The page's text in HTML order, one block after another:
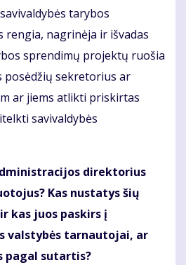
tarybos
nagrinėja ir išvadas
sprendimų projektų ruošia
posėdžių sekretorius ar
ar jiems atlikti priskirtas
savivaldybės
direktorius
Kas nustatys šių
kas juos paskirs į
valstybės tarnautojai, ar
pagal sutartis?